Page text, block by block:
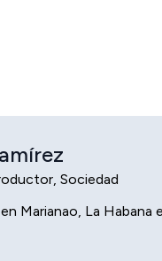
Sociedad
Marianao, La